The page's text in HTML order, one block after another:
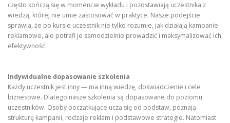
często kończą się w momencie wykładu i pozostawiają uczestnika z
wiedzą, której nie umie zastosować w praktyce. Nasze podejście
sprawia, że po kursie uczestnik nie tylko rozumie, jak działają kampanie
reklamowe, ale potrafi je samodzielnie prowadzić i maksymalizować ich
efektywność.
Indywidualne dopasowanie szkolenia
Każdy uczestnik jest inny — ma inną wiedzę, doświadczenie i cele
biznesowe. Dlatego nasze szkolenia są dopasowane do poziomu
uczestników. Osoby początkujące uczą się od podstaw, poznają
strukturę kampanii, rodzaje reklam i podstawowe strategie. Natomiast